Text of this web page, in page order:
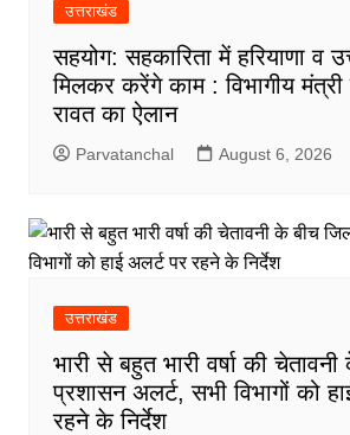
उत्तराखंड
सहयोग: सहकारिता में हरियाणा व
मिलकर करेंगे काम : विभागीय
रावत का ऐलान
Parvatanchal August 6, 2026
उत्तराखंड
भारी से बहुत भारी वर्षा की
प्रशासन अलर्ट, सभी विभागों को
रहने के निर्देश